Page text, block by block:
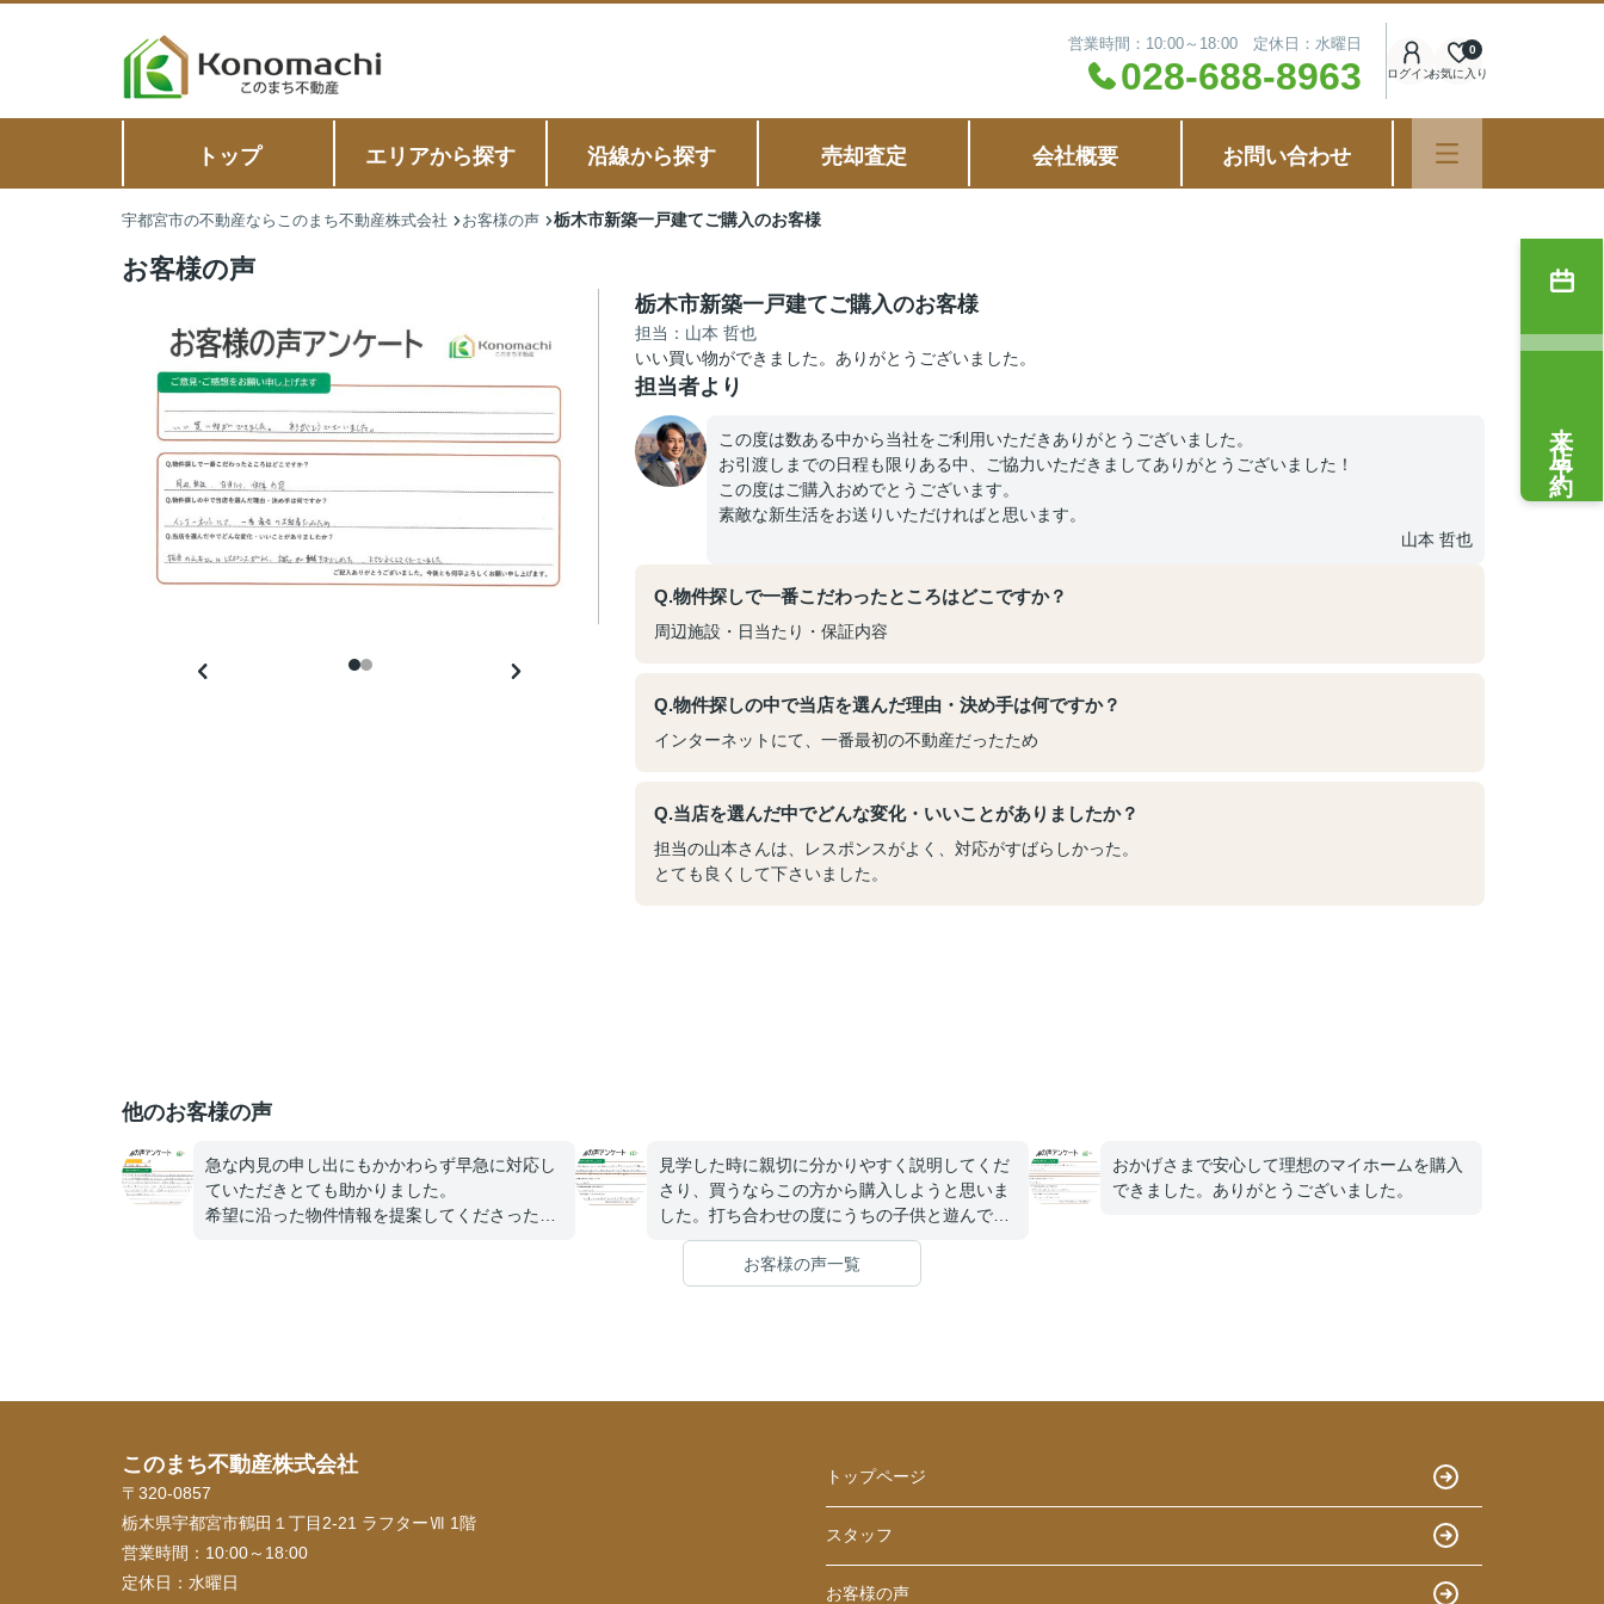
営業時間：10:00～18:00 定休日：水曜日
028-688-8963 ログインお気に入り
0
トップ エリアから探す 沿線から探す 売却査定 会社概要 お問い合わせ
宇都宮市の不動産ならこのまち不動産株式会社 お客様の声 栃木市新築一戸建てご購入のお客様
お客様の声
栃木市新築一戸建てご購入のお客様
担当：山本 哲也
いい買い物ができました。ありがとうございました。
担当者より
この度は数ある中から当社をご利用いただきありがとうございました。
お引渡しまでの日程も限りある中、ご協力いただきましてありがとうございました！
この度はご購入おめでとうございます。
素敵な新生活をお送りいただければと思います。
山本 哲也
Q.物件探しで一番こだわったところはどこですか？
周辺施設・日当たり・保証内容
Q.物件探しの中で当店を選んだ理由・決め手は何ですか？
インターネットにて、一番最初の不動産だったため
Q.当店を選んだ中でどんな変化・いいことがありましたか？
担当の山本さんは、レスポンスがよく、対応がすばらしかった。
とても良くして下さいました。
他のお客様の声
急な内見の申し出にもかかわらず早急に対応し
ていただきとても助かりました。
希望に沿った物件情報を提案してくださった
見学した時に親切に分かりやすく説明してくだ
さり、買うならこの方から購入しようと思いま
した。打ち合わせの度にうちの子供と遊んでも
らったので、購入後の今も今度はいつ担当の方
と会えるのかと聞かれるほど仲良くして頂きま
した。
おかげさまで安心して理想のマイホームを購入
できました。ありがとうございました。
お客様の声一覧
来店予約
このまち不動産株式会社
〒320-0857
栃木県宇都宮市鶴田１丁目2-21 ラフターⅦ 1階
営業時間： 10:00～18:00
定休日： 水曜日
トップページ
スタッフ
お客様の声